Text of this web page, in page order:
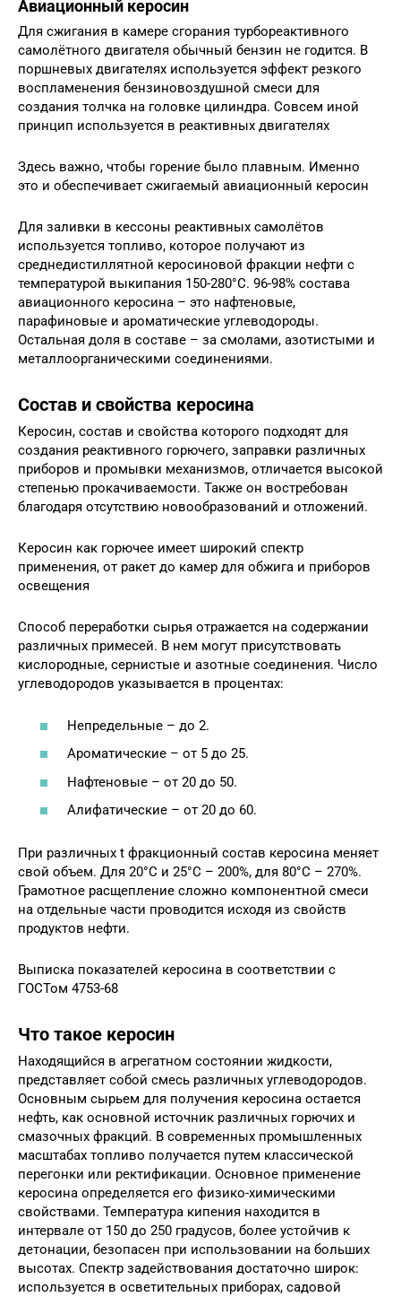
Авиационный керосин
Для сжигания в камере сгорания турбореактивного
самолётного двигателя обычный бензин не годится. В
поршневых двигателях используется эффект резкого
воспламенения бензиновоздушной смеси для
создания толчка на головке цилиндра. Совсем иной
принцип используется в реактивных двигателях
Здесь важно, чтобы горение было плавным. Именно
это и обеспечивает сжигаемый авиационный керосин
Для заливки в кессоны реактивных самолётов
используется топливо, которое получают из
среднедистиллятной керосиновой фракции нефти с
температурой выкипания 150-280°С. 96-98% состава
авиационного керосина – это нафтеновые,
парафиновые и ароматические углеводороды.
Остальная доля в составе – за смолами, азотистыми и
металлоорганическими соединениями.
Состав и свойства керосина
Керосин, состав и свойства которого подходят для
создания реактивного горючего, заправки различных
приборов и промывки механизмов, отличается высокой
степенью прокачиваемости. Также он востребован
благодаря отсутствию новообразований и отложений.
Керосин как горючее имеет широкий спектр
применения, от ракет до камер для обжига и приборов
освещения
Способ переработки сырья отражается на содержании
различных примесей. В нем могут присутствовать
кислородные, сернистые и азотные соединения. Число
углеводородов указывается в процентах:
Непредельные – до 2.
Ароматические – от 5 до 25.
Нафтеновые – от 20 до 50.
Алифатические – от 20 до 60.
При различных t фракционный состав керосина меняет
свой объем. Для 20°С и 25°С – 200%, для 80°С – 270%.
Грамотное расщепление сложно компонентной смеси
на отдельные части проводится исходя из свойств
продуктов нефти.
Выписка показателей керосина в соответствии с
ГОСТом 4753-68
Что такое керосин
Находящийся в агрегатном состоянии жидкости,
представляет собой смесь различных углеводородов.
Основным сырьем для получения керосина остается
нефть, как основной источник различных горючих и
смазочных фракций. В современных промышленных
масштабах топливо получается путем классической
перегонки или ректификации. Основное применение
керосина определяется его физико-химическими
свойствами. Температура кипения находится в
интервале от 150 до 250 градусов, более устойчив к
детонации, безопасен при использовании на больших
высотах. Спектр задействования достаточно широк:
используется в осветительных приборах, садовой